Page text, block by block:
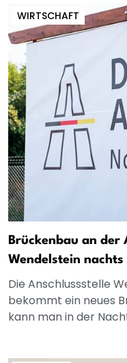
WIRTSCHAFT
Brückenbau an
Wendelstein
Die Anschlussstelle
bekommt ein neues
kann man in der